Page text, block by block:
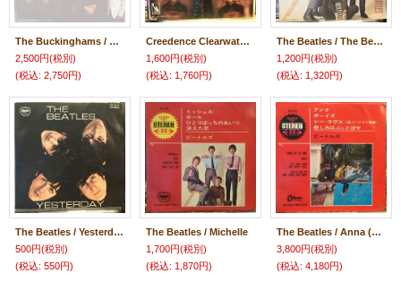
The Buckinghams / Lawdy Miss Clawdy
2,500円(税別)
(税込: 2,750円)
Creedence Clearwater Revival / Proud Mary
1,600円(税別)
(税込: 1,760円)
The Beatles / The Beatles' Million Sellers
1,200円(税別)
(税込: 1,320円)
The Beatles / Yesterday
500円(税別)
(税込: 550円)
The Beatles / Michelle
1,700円(税別)
(税込: 1,870円)
The Beatles / Anna (Go To Him)
3,800円(税別)
(税込: 4,180円)